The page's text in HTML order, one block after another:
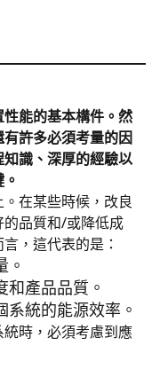
能的基本構件。然
許多必須考量的因
識、深厚的經驗以
在某些時候，改良
的品質和/或降低成
，這代表的是：
。
和產品品質。
系統的能源效率。
時，必須考慮到應